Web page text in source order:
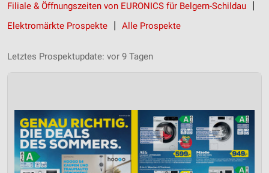
Filiale & Öffnungszeiten von EURONICS für Belgern-Schildau
Elektromärkte Prospekte
Alle Prospekte
Letztes Prospektupdate: vor 9 Tagen